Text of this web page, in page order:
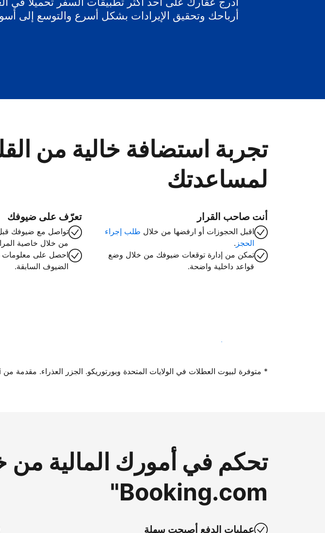
أرباحك وتحقيق الإيرادات بشكل أسرع والتوسع إلى
تجربة استضافة خالية من
لمساعدتك
أنت صاحب القرار
اقبل الحجوزات أو ارفضها من خلال طلب إجراء
الحجز .
تمكن من إدارة توقعات ضيوفك من خلال وضع
قواعد داخلية واضحة.
تعرّف على ضيوفك
تواصل مع ضيوفك قبل
من خلال خاصية
احصل على
الضيوف السابقة.
سجِّل كمضيف لدينا اليوم
* متوفرة لبيوت العطلات في الولايات المتحدة وبورتوريكو. الجزر العذراء. مقدمة من Generali.
تحكم في أمورك المالية
Booking.com"
عمليات الدفع أصبحت سهلة